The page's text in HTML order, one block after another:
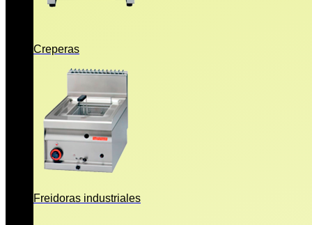
Creperas
Freidoras industriales